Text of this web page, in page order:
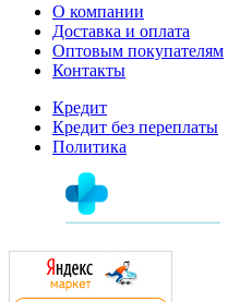
О компании
Доставка и оплата
Оптовым покупателям
Контакты
Кредит
Кредит без переплаты
Политика